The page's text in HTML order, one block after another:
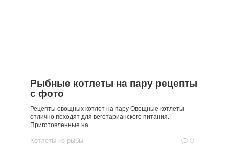
Рыбные котлеты на пару рецепты
с фото
Рецепты овощных котлет на пару Овощные котлеты
отлично походят для вегетарианского питания.
Приготовленные на
Котлеты из рыбы 0